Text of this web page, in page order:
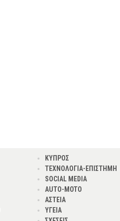
ΚΥΠΡΟΣ
ΤΕΧΝΟΛΟΓΙΑ-ΕΠΙΣΤΗΜΗ
SOCIAL MEDIA
AUTO-MOTO
ΑΣΤΕΙΑ
ΥΓΕΙΑ